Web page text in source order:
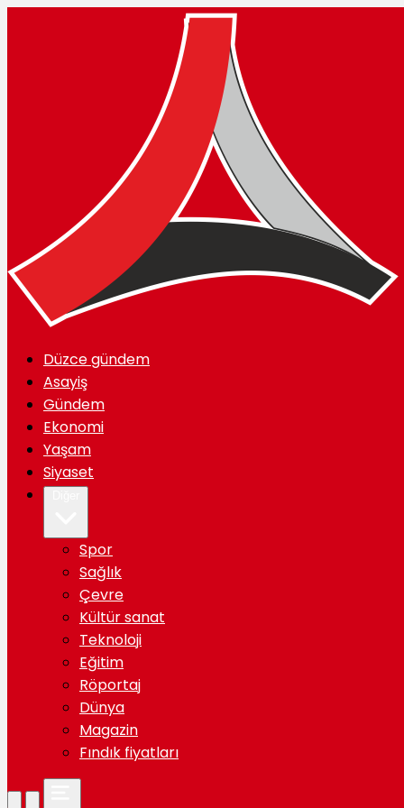
Düzce gündem
Asayiş
Gündem
Ekonomi
Yaşam
Siyaset
Spor
Sağlık
Çevre
Kültür sanat
Teknoloji
Eğitim
Röportaj
Dünya
Magazin
Fındık fiyatları